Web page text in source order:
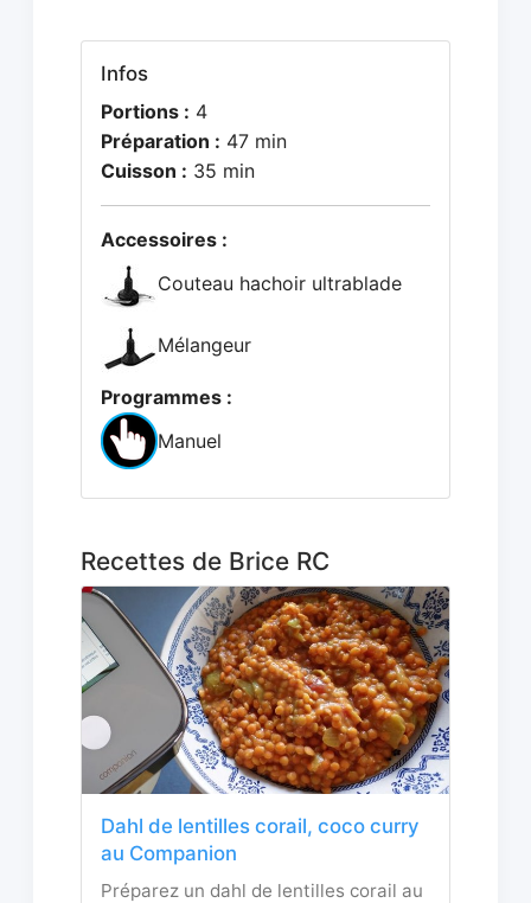
Infos
Portions : 4
Préparation : 47 min
Cuisson : 35 min
Accessoires :
Couteau hachoir ultrablade
Mélangeur
Programmes :
Manuel
Recettes de Brice RC
Dahl de lentilles corail, coco curry
au Companion
Préparez un dahl de lentilles corail au